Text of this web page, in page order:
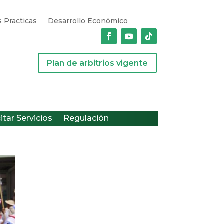
Practicas Desarrollo Económico
Plan de arbitrios vigente
Servicios Regulación